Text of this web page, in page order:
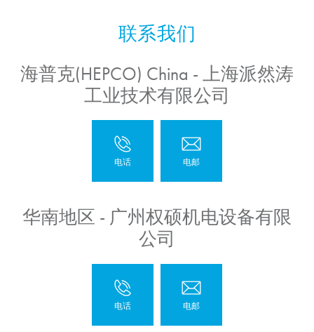
海普克(HEPCO) China - 上海派然涛
工业技术有限公司
华南地区 - 广州权硕机电设备有限
公司